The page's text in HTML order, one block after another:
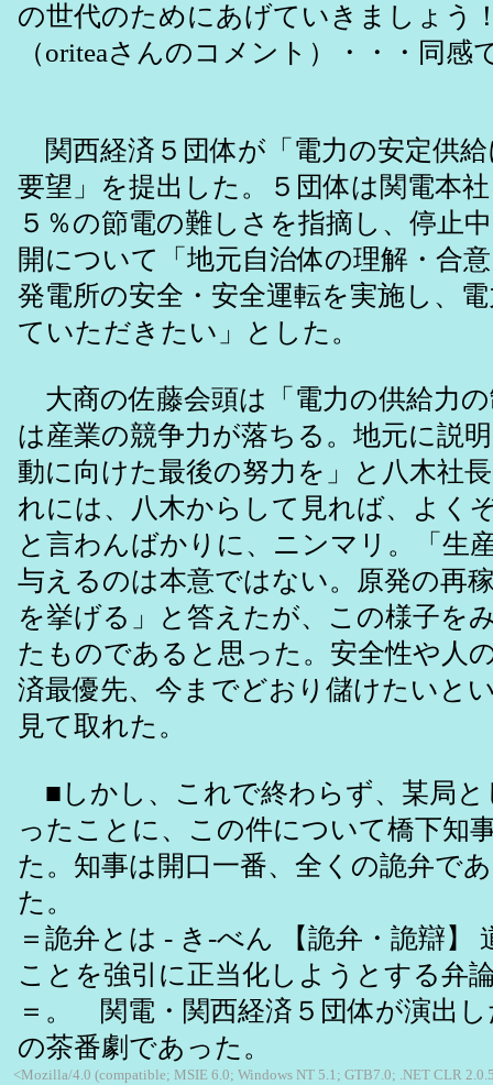
の世代のためにあげていきましょう
（oriteaさんのコメント）・・・同感
関西経済５団体が「電力の安定供
要望」を提出した。５団体は関電本
５％の節電の難しさを指摘し、停止
開について「地元自治体の理解・合
発電所の安全・安全運転を実施し、
ていただきたい」とした。
大商の佐藤会頭は「電力の供給力
は産業の競争力が落ちる。地元に説
動に向けた最後の努力を」と八木社
れには、八木からして見れば、よく
と言わんばかりに、ニンマリ。「生
与えるのは本意ではない。原発の再
を挙げる」と答えたが、この様子を
たものであると思った。安全性や人
済最優先、今までどおり儲けたいと
見て取れた。
■しかし、これで終わらず、某局と
ったことに、この件について橋下知
た。知事は開口一番、全くの詭弁で
た。
＝詭弁とは - き‐べん 【詭弁・詭辯】
ことを強引に正当化しようとする弁
＝。 関電・関西経済５団体が演出
の茶番劇であった。
<Mozilla/4.0 (compatible; MSIE 6.0; Windows NT 5.1; GTB7.0; .NET CLR